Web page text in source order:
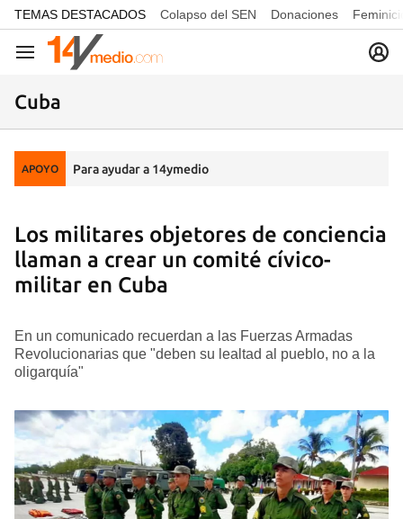
common.go-to-content
TEMAS DESTACADOS Colapso del SEN Donaciones
Navegación
Cuba
APOYO Para ayudar a 14ymedio
Los militares objetores de conciencia
llaman a crear un comité cívico-
militar en Cuba
En un comunicado recuerdan a las Fuerzas Armadas
Revolucionarias que "deben su lealtad al pueblo, no a la
oligarquía"